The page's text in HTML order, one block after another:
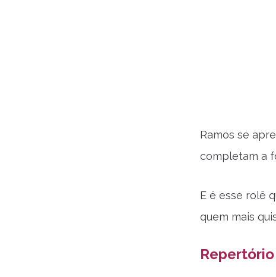
Ramos se
completam a
E é esse rolê
quem mais